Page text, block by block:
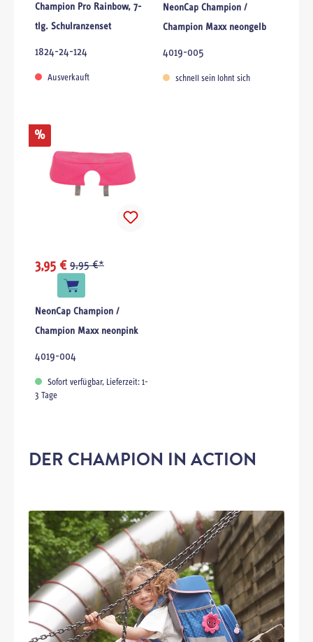
Champion Pro Rainbow, 7-
tlg. Schulranzenset
1824-24-124
Ausverkauft
NeonCap Champion /
Champion Maxx neongelb
4019-005
schnell sein lohnt sich
%
3,95 € 9,95 €*
NeonCap Champion /
Champion Maxx neonpink
4019-004
Sofort verfügbar, Lieferzeit: 1-
3 Tage
DER CHAMPION IN ACTION